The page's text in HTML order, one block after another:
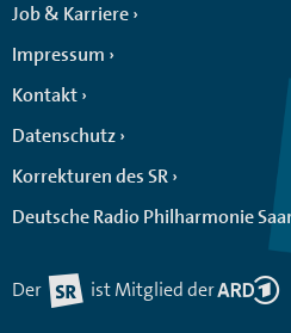
Job & Karriere
Impressum
Kontakt
Datenschutz
Korrekturen des SR
Deutsche Radio Philharmonie
Der ist Mitglied der